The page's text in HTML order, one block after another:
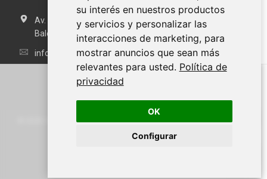
su interés en nuestros productos
y servicios y personalizar las
interacciones de marketing, para
mostrar anuncios que sean más
relevantes para usted. Política de
privacidad
OK
Configurar
Av. Miramar, 3, 07871 Es Pujols, Formentera, Illes
Balears, España
info@nurformentera.com
NURFORMENTERA.COM